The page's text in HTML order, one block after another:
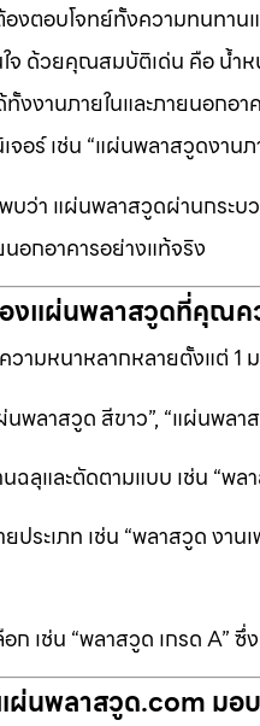
งตอบโจทย์ทั้งความทนทาน
จ ด้วยคุณสมบัติเด่น คือ น้ำ
ทั้งงานภายในและภายนอก
จอร์ เช่น “แผ่นพลาสวูดงาน
ว่า แผ่นพลาสวูดผ่านกระบ
อกอาคารอย่างแท้จริง
แผ่นพลาสวูดที่คุณค
ามหนาหลากหลายตั้งแต่ 1
นพลาสวูด สีขาว”, “แผ่นพล
นฉลุและตัดตามแบบ เช่น “พ
ประเภท เช่น “พลาสวูด งา
อก เช่น “พลาสวูด เกรด
ผ่นพลาสวูด.com มอ